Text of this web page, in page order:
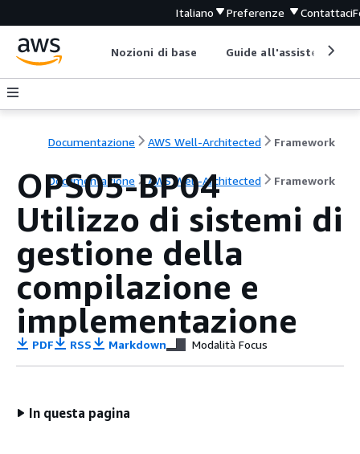
Italiano Preferenze Contattaci
Nozioni di base Guide all'assistenza
Documentazione AWS Well-Architected Framework
Documentazione AWS Well-Architected Framework
OPS05-BP04
Utilizzo di sistemi di
gestione della
compilazione e
implementazione
PDF RSS Markdown Modalità Focus
In questa pagina